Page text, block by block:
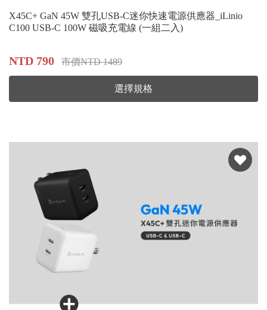
X45C+ GaN 45W 雙孔USB-C迷你快速電源供應器_iLinio
C100 USB-C 100W 磁吸充電線 (一組二入)
NTD 790 市價NTD 1489
選擇規格